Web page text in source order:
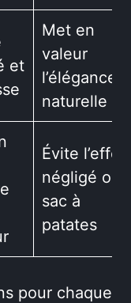
et
Met en
valeur
l’élégance
naturelle
Évite l’effet
négligé ou
sac à
patates
pour chaque